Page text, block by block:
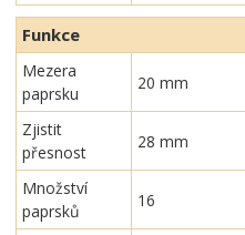
Funkce
Mezera
paprsku
20 mm
Zjistit
přesnost
28 mm
Množství
paprsků
16